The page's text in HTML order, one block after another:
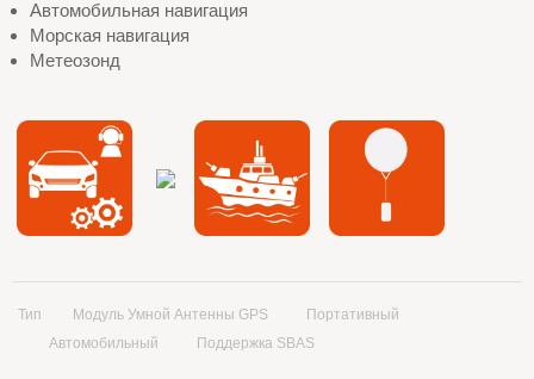
Автомобильная навигация
Морская навигация
Метеозонд
Тип Модуль Умной Антенны GPS
Портативный
Автомобильный
Поддержка SBAS